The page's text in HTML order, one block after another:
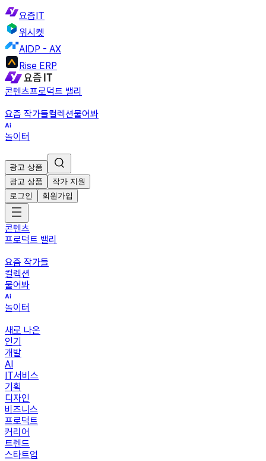
요즘IT
위시켓
AIDP - AX
Rise ERP
콘텐츠프로덕트 밸리
요즘 작가들컬렉션물어봐
놀이터
광고 상품
광고 상품
작가 지원
로그인
회원가입
콘텐츠
프로덕트 밸리
요즘 작가들
컬렉션
물어봐
놀이터
새로 나온
인기
개발
AI
IT서비스
기획
디자인
비즈니스
프로덕트
커리어
트렌드
스타트업